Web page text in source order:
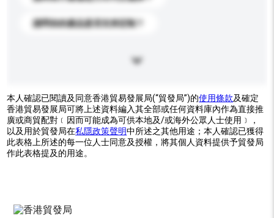
請問你的產品是否支持定制？
本人確認已閱讀及同意香港貿易發展局(“貿發局”)的使用條款及確定
香港貿易發展局可將上述資料編入其全部或任何資料庫內作為直接推
廣或商貿配對﹝因而可能成為可供本地及/或海外公眾人士使用﹞，
以及用於貿發局在私隱政策聲明中所述之其他用途；本人確認已獲得
此表格上所述的每一位人士同意及授權，將其個人資料提供予貿發局
作此表格提及的用途。